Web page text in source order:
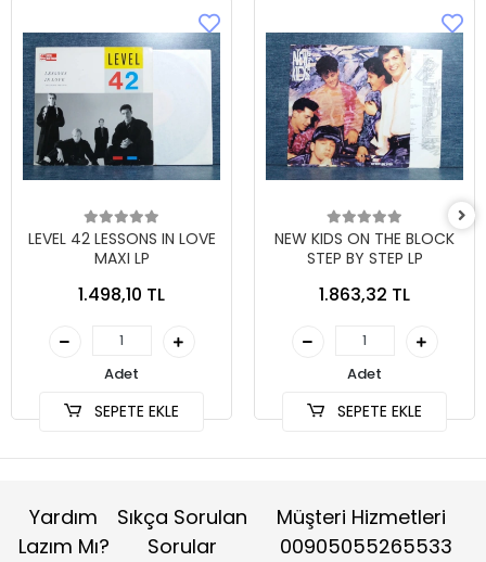
LEVEL 42 LESSONS IN LOVE
MAXI LP
1.498,10 TL
Adet
SEPETE EKLE
NEW KIDS ON THE BLOCK
STEP BY STEP LP
1.863,32 TL
Adet
SEPETE EKLE
Yardım
Lazım Mı?
Sıkça Sorulan
Sorular
Müşteri Hizmetleri
00905055265533